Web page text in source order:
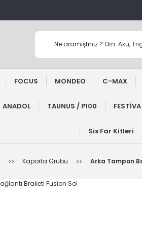
FOCUS MONDEO C-MAX
ANADOL TAUNUS / P100
Sis Far Kitleri
Kaporta Grubu Arka Tampon